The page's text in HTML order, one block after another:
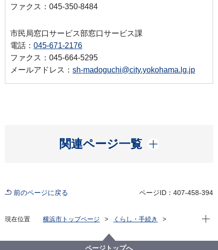
ファクス：045-350-8484
市民局窓口サービス部窓口サービス課
電話： 045-671-2176
ファクス：045-664-5295
メールアドレス： sh-madoguchi@city.yokohama.lg.jp
関連ページ一覧
開く
前のページに戻る ページID：407-458-394
現在位置 横浜市トップページ
くらし・手続き
届出・証明（戸籍・住民票など）
戸籍・住民票・印鑑登録・マイナンバーカード
現在
ページトップへ